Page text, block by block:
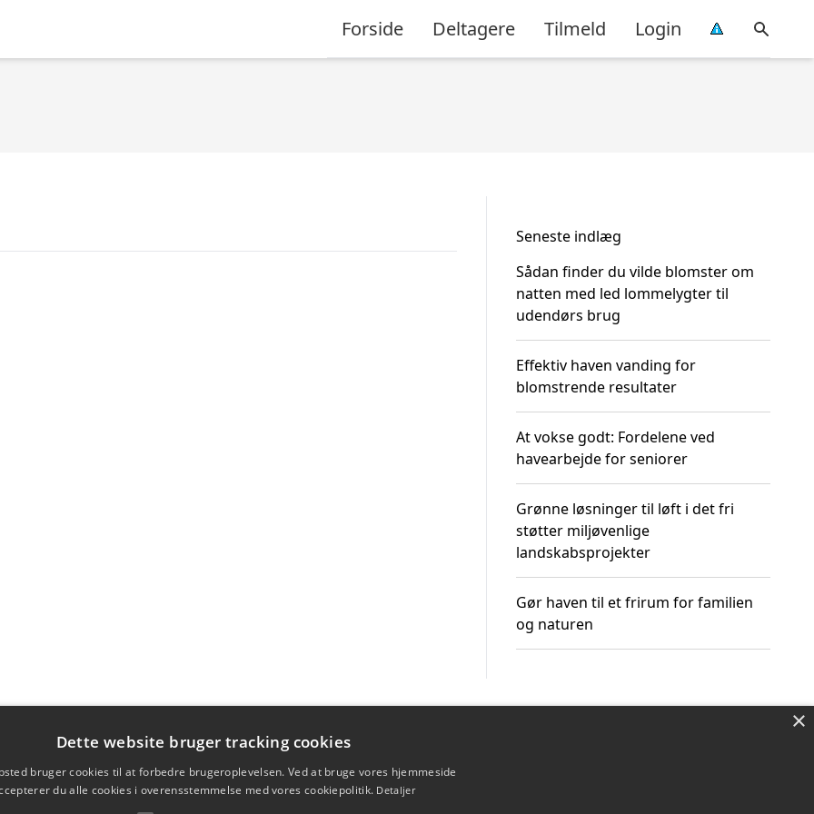
Forside Deltagere Tilmeld Login
Seneste indlæg
Sådan finder du vilde blomster om
natten med led lommelygter til
udendørs brug
Effektiv haven vanding for
blomstrende resultater
At vokse godt: Fordelene ved
havearbejde for seniorer
Grønne løsninger til løft i det fri
støtter miljøvenlige
landskabsprojekter
Gør haven til et frirum for familien
og naturen
×
Dette website bruger tracking cookies
bruger cookies til at forbedre brugeroplevelsen. Ved at bruge vores hjemmeside
du alle cookies i overensstemmelse med vores cookiepolitik. Detaljer